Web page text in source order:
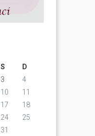
S
D
3
4
10
11
17
18
24
25
31